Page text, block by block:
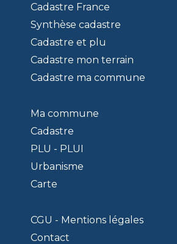
Cadastre France
Synthèse cadastre
Cadastre et plu
Cadastre mon terrain
Cadastre ma commune
Ma commune
Cadastre
PLU - PLUI
Urbanisme
Carte
CGU - Mentions légales
Contact